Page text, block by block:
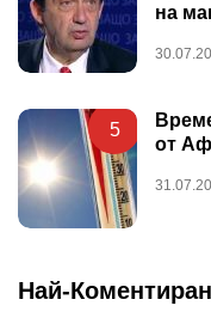
на
5
от
Най-